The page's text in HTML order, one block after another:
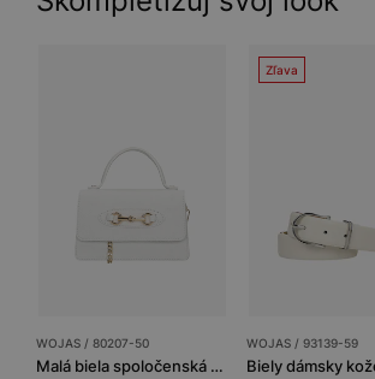
WOJAS / 80207-50
Malá biela spoločenská kabelka
Zľava
WOJAS / 93139-59